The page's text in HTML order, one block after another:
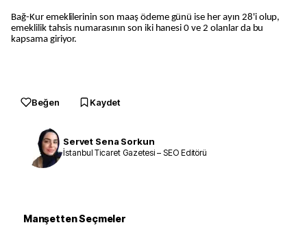
Bağ-Kur emeklilerinin son maaş ödeme günü ise her ayın 28'i olup,
emeklilik tahsis numarasının son iki hanesi 0 ve 2 olanlar da bu
kapsama giriyor.
Beğen Kaydet
Servet Sena Sorkun
İstanbul Ticaret Gazetesi – SEO Editörü
Manşetten Seçmeler